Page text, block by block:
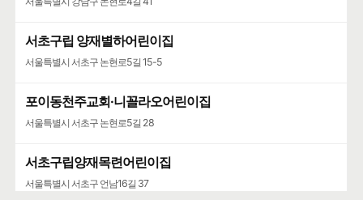
서초구립 양재별하어린이집
서울특별시 서초구 논현로5길 15-5
포이동천주교회·니꼴라오어린이집
서울특별시 서초구 논현로5길 28
서초구립양재목련어린이집
서울특별시 서초구 언남16길 37